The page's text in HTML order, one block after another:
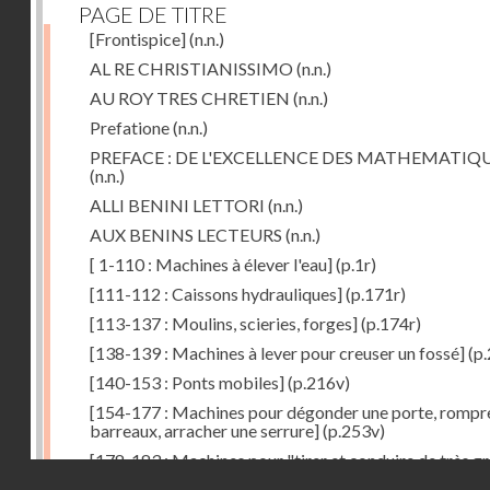
PAGE DE TITRE
[Frontispice](n.n.)
AL RE CHRISTIANISSIMO (n.n.)
AU ROY TRES CHRETIEN (n.n.)
Prefatione(n.n.)
PREFACE : DE L'EXCELLENCE DES
(n.n.)
ALLI BENINI LETTORI (n.n.)
AUX BENINS LECTEURS (n.n.)
[ 1-110 : Machines à élever l'eau](p.1r)
[111-112 : Caissons hydrauliques](p.171r)
[113-137 : Moulins, scieries, forges](p.174r)
[138-139 : Machines à lever pour creuser un fossé]
[140-153 : Ponts mobiles](p.216v)
[154-177 : Machines pour dégonder une porte,
barreaux, arracher une serrure](p.253v)
[178-183 : Machines pour "tirer et conduire de très